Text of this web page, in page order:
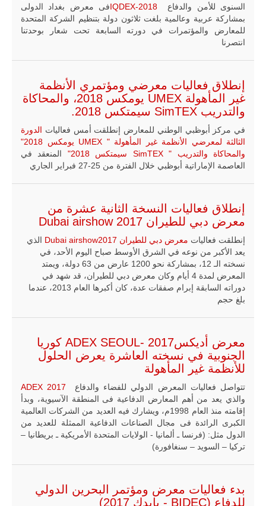
السنوى للأمن والدفاع IQDEX-2018فى معرض بغداد الدولى
بمشاركة عربية وعالمية بلغت ثلاثون دولة بتنظيم الشركة المتحدة
للمعارض والمؤتمرات في دورته السابعة تحت شعار بوحدتنا
انتصرنا
إنطلاق فعاليات معرضي ومؤتمري الأنظمة
غير المأهولة UMEX يومكس 2018، والمحاكاة
والتدريب SimTEX سيمتكس 2018.
في مركز أبوظبي الوطني للمعارض إنطلقت أمس فعاليات الدورة
الثالثة لمعرضي الأنظمة غير المأهولة " UMEX يومكس 2018"
والمحاكاة والتدريب " SimTEX سيمتكس 2018"
المنعقد في
العاصمة الإماراتية أبوظبي خلال الفترة من 25-27 فبراير الجاري
إنطلاق فعاليات النسخة الثانية عشرة من
معرض دبي للطيران Dubai airshow 2017
إنطلقت فعاليات معرض دبي للطيران Dubai airshow2017
الذي
يعد الأكبر من نوعه في الشرق الأوسط صباح اليوم الأحد، في
نسخته الـ 12، بمشاركة نحو 1200 عارض من 63 دولة، ويمتد
المعرض لمدة 4 أيام وكان معرض دبي للطيران، قد شهد في
دوراته السابقة إبرام صفقات عدة، كان أكبرها العام 2013، عندما
بلغ حجم
معرض أديكسADEX SEOUL- 2017 كوريا
الجنوبية في نسخته العاشرة يعرض الحلول
للأنظمة غير المأهولة
تتواصل فعاليات المعرض الدولي للفضاء والدفاع
والذي يعد من أهم المعارض الدفاعية فى المنطقة الآسيوية، وبدأ
إقامته منذ العام 1998م، ويشارك فيه العديد من الشركات العالمية
الكبرى الرائدة فى مجال الصناعات الدفاعية الممثلة للعديد من
الدول مثل: (فرنسا ـ ألمانيا - الولايات المتحدة الأمريكية ـ بريطانيا –
تركيا – السويد – سنغافورة)
بدء فعاليات معرض ومؤتمر البحرين الدولي
للدفاع (BIDEC - بايدك 2017)